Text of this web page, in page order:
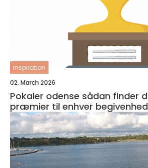
inspiration
02. March 2026
Pokaler odense sådan finder du de rette
præmier til enhver begivenhed